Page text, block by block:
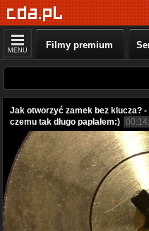
MENU Filmy premium
Jak otworzyć zamek bez klucza?
czemu tak długo paplałem:)